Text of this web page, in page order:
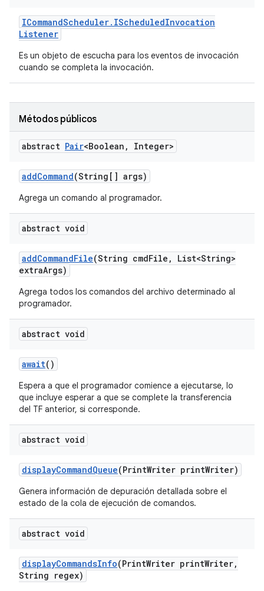
ICommandScheduler. IScheduledInvocation
Listener
Es un objeto de escucha para los eventos de invocación
cuando se completa la invocación.
Métodos públicos
abstract Pair<Boolean , Integer>
addCommand(String[] args)
Agrega un comando al programador.
abstract void
addCommandFile(String cmdFile ,
List<String>
extraArgs)
Agrega todos los comandos del archivo determinado al
programador.
abstract void
await()
Espera a que el programador comience a ejecutarse, lo
que incluye esperar a que se complete la transferencia
del TF anterior, si corresponde.
abstract void
displayCommandQueue(PrintWriter printWriter)
Genera información de depuración detallada sobre el
estado de la cola de ejecución de comandos.
abstract void
displayCommandsInfo(PrintWriter printWriter,
String regex)